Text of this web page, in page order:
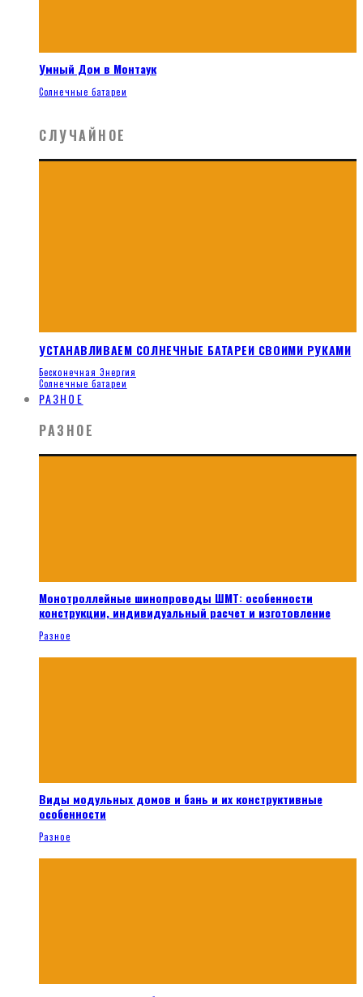
Умный Дом в Монтаук
Солнечные батареи
СЛУЧАЙНОЕ
УСТАНАВЛИВАЕМ СОЛНЕЧНЫЕ БАТАРЕИ СВОИМИ РУКАМИ
Бесконечная Энергия
Солнечные батареи
РАЗНОЕ
РАЗНОЕ
Монотроллейные шинопроводы ШМТ: особенности
конструкции, индивидуальный расчет и изготовление
Разное
Виды модульных домов и бань и их конструктивные
особенности
Разное